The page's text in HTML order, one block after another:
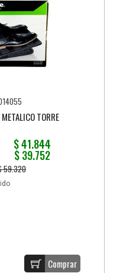
TORRE
$ 41.844
$ 39.752
59.320
Comprar